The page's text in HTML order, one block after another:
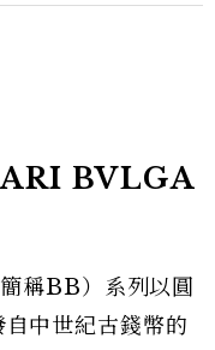
BVLGA
稱BB）系列以圓
中世紀古錢幣的